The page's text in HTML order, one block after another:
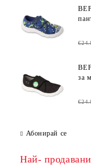
за
Абонирай се
Най- продавани